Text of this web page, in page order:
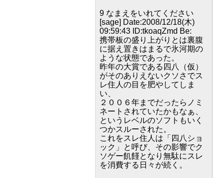
9 なまえをいれてください
[sage] Date:2008/12/18(木)
09:59:43 ID:tkoaqZmd Be:
携帯板の盛り上がりとは裏腹
に据え置きはまるで氷河期の
ような状態であった。
昨年の大賞である四八（仮）
がそのありえないクソさでス
レ住人の目を肥やしてしま
い、
２００６年までだったらノミ
ネートされていたかもなぁ、
というレベルのソフトもいく
つかスルーされた。
これをスレ住人は「四八ショ
ック」と呼び、その影響でク
ソゲー飢饉となり無駄にスレ
を消費する日々が続く。